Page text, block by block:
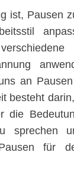
ist, Pausen
an
besteht
die
sprechen
für